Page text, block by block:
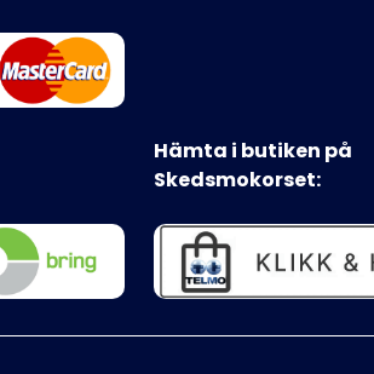
Hämta i butiken på
Skedsmokorset: